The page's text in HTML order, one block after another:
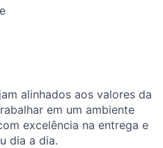
alinhados aos valores da
em um ambiente
excelência na entrega e
dia a dia.